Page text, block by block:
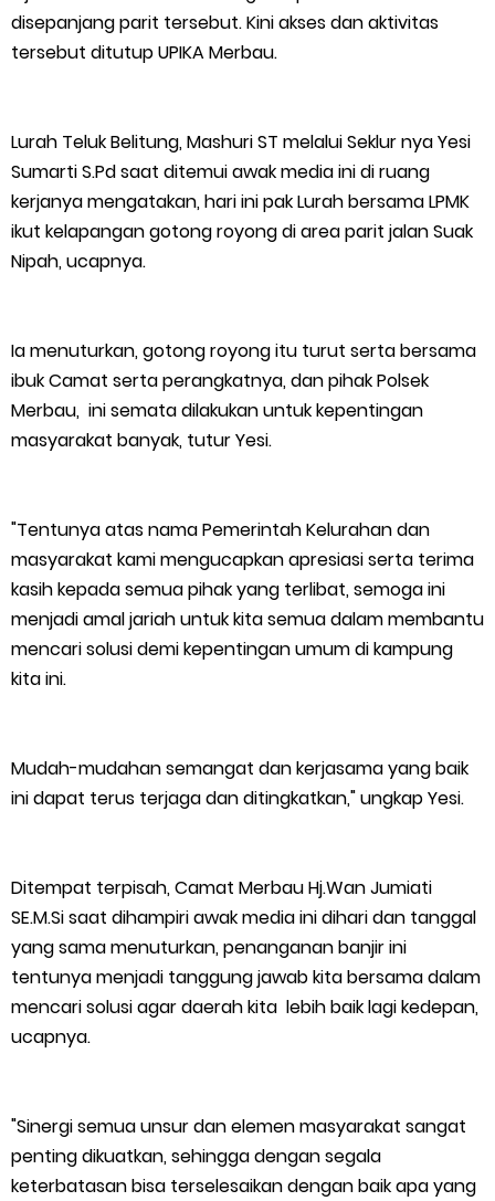
2026, Duta Putra Raih Juara Pertama
Bidang Ekonomi, Pendidikan, dan Pariwisata
Bencana Terus Mengancam, Pembangunan Jalan Tol
Bukittinggi–Padang Panjang–Sicincin Sangat Mendesak
Kepulauan Meranti, Edukasi Anak TK Selamatkan Mangrove
dan Gambut
RSUD Selatpanjang
Perayaan HUT ke 14, PP IWO Bagikan Bea Siswa Untuk 8 Siswa
SD Muhammadiyah 16 Jaksel
disepanjang parit tersebut. Kini akses dan aktivitas
tersebut ditutup UPIKA Merbau.
Lurah Teluk Belitung, Mashuri ST melalui Seklur nya Yesi
Sumarti S.Pd saat ditemui awak media ini di ruang
kerjanya mengatakan, hari ini pak Lurah bersama LPMK
ikut kelapangan gotong royong di area parit jalan Suak
Nipah, ucapnya.
Ia menuturkan, gotong royong itu turut serta bersama
ibuk Camat serta perangkatnya, dan pihak Polsek
Merbau, ini semata dilakukan untuk kepentingan
masyarakat banyak, tutur Yesi.
"Tentunya atas nama Pemerintah Kelurahan dan
masyarakat kami mengucapkan apresiasi serta terima
kasih kepada semua pihak yang terlibat, semoga ini
menjadi amal jariah untuk kita semua dalam membantu
mencari solusi demi kepentingan umum di kampung
kita ini.
Mudah-mudahan semangat dan kerjasama yang baik
ini dapat terus terjaga dan ditingkatkan," ungkap Yesi.
Ditempat terpisah, Camat Merbau Hj.Wan Jumiati
SE.M.Si saat dihampiri awak media ini dihari dan tanggal
yang sama menuturkan, penanganan banjir ini
tentunya menjadi tanggung jawab kita bersama dalam
mencari solusi agar daerah kita lebih baik lagi kedepan,
ucapnya.
"Sinergi semua unsur dan elemen masyarakat sangat
penting dikuatkan, sehingga dengan segala
keterbatasan bisa terselesaikan dengan baik apa yang